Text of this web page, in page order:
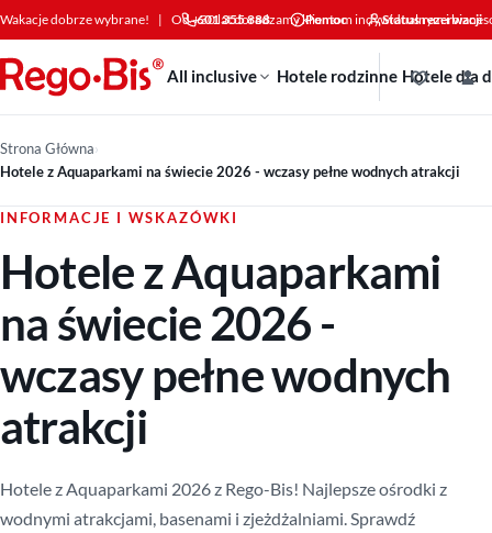
Przejdź do treści
Wakacje dobrze wybrane! | Od +30 lat doradzamy klientom indywidualnym i
601 355 888 Pomoc Status rezerwacji
All inclusive Hotele rodzinne Hotele dla
Strona Główna›
Hotele z Aquaparkami na świecie 2026 - wczasy pełne wodnych atrakcji
INFORMACJE I WSKAZÓWKI
Hotele z Aquaparkami
na świecie 2026 -
wczasy pełne wodnych
atrakcji
Hotele z Aquaparkami 2026 z Rego-Bis! Najlepsze ośrodki z
wodnymi atrakcjami, basenami i zjeżdżalniami. Sprawdź